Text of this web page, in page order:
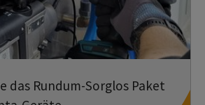
das Rundum-Sorglos Paket